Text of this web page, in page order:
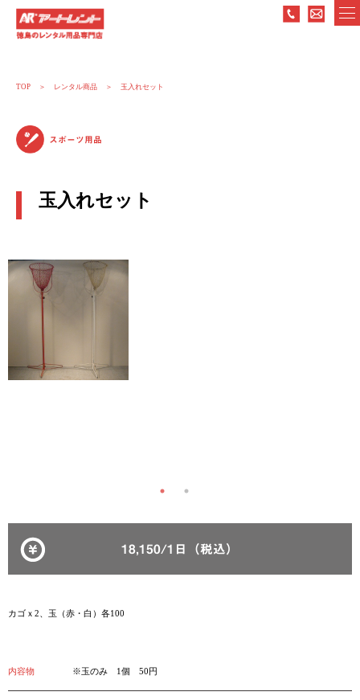
TOP レンタル商品 玉入れセット
スポーツ用品
玉入れセット
18,150/1日（税込）
カゴｘ2、玉（赤・白）各100
内容物 ※玉のみ 1個 50円